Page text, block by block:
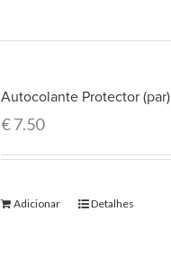
Autocolante Protector (par)
€7.50
Adicionar Detalhes